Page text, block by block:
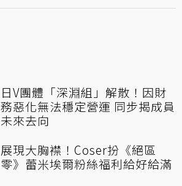
日V團體「深淵組」解散！因財
務惡化無法穩定營運 同步揭成員
未來去向
展現大胸襟！Coser扮《絕區
零》蕾米埃爾粉絲福利給好給滿